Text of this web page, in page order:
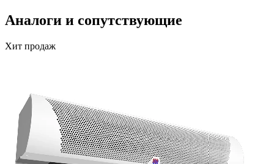
Аналоги и сопутствующие
Хит продаж